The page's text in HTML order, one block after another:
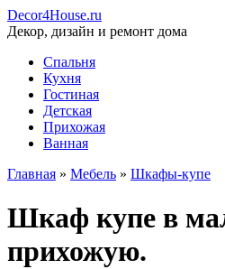
Decor4House.ru
Декор, дизайн и ремонт дома
Спальня
Кухня
Гостиная
Детская
Прихожая
Ванная
Главная » Мебель » Шкафы-купе
Шкаф купе в
прихожую.